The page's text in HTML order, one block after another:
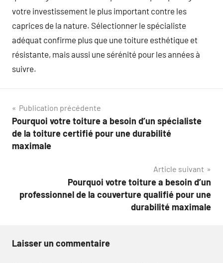
votre investissement le plus important contre les
caprices de la nature. Sélectionner le spécialiste
adéquat confirme plus que une toiture esthétique et
résistante, mais aussi une sérénité pour les années à
suivre.
Navigation
de
l’article
Publication précédente
Pourquoi votre toiture a besoin d’un spécialiste
de la toiture certifié pour une durabilité
maximale
Article suivant
Pourquoi votre toiture a besoin d’un
professionnel de la couverture qualifié pour une
durabilité maximale
Laisser un commentaire